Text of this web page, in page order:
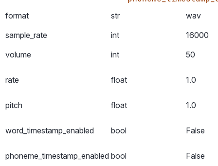
format
str
wav
sample_rate
int
16000
volume
int 50
rate float 1.0
pitch float 1.0
word_timestamp_enabled bool False
phoneme_timestamp_enabled bool False